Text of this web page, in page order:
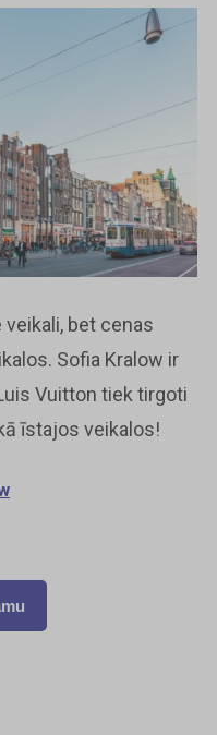
bet cenas
Sofia Kralow ir
Vuitton tiek tirgoti
īstajos veikalos!